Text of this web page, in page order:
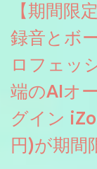
【期間限
録音とボ
ロフェッ
端のAIオ
グイン
円)が期間